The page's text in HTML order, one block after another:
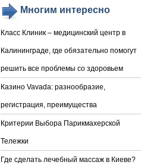
Многим интересно
Класс Клиник – медицинский центр в
Калининграде, где обязательно помогут
решить все проблемы со здоровьем
Казино Vavada: разнообразие,
регистрация, преимущества
Критерии Выбора Парикмахерской
Тележки
Где сделать лечебный массаж в Киеве?